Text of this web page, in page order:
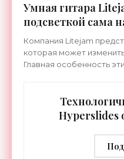
Умная гитара
подсветкой сама
«Гаджеты»
Компания Litejam
которая может
Главная особенность
Hyperslides